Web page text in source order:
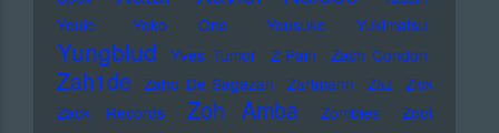
Yeule
Yoko Ono Yousuke Yukimatsu
Yungblud Yves Tumor Z-Pain Zach Condon
Zah1de Zaho De Sagazan Zartmann Zaz Zick
Zack Records
Zoh Amba Zombies
Zoot